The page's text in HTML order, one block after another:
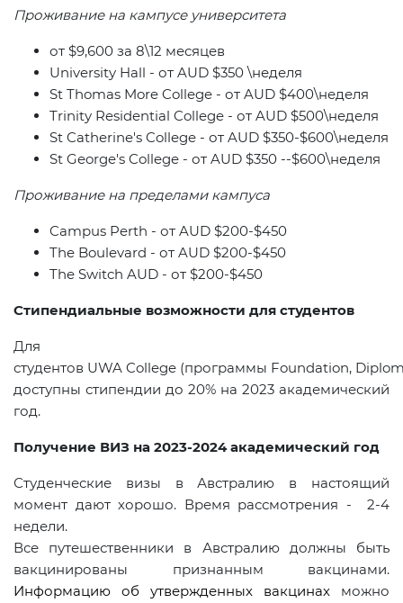
Проживание на кампусе университета
от $9,600 за 8\12 месяцев
University Hall - от AUD $350 \неделя
St Thomas More College - от AUD $400\неделя
Trinity Residential College - от AUD $500\неделя
St Catherine's College - от AUD $350-$600\неделя
St George's College - от AUD $350 --$600\неделя
Проживание на пределами кампуса
Campus Perth - от AUD $200-$450
The Boulevard - от AUD $200-$450
The Switch AUD - от $200-$450
Стипендиальные возможности для студентов
Для
студентов UWA College (программы Foundation,
доступны стипендии до 20% на 2023 академический
год.
Получение ВИЗ на 2023-2024 академический год
Студенческие визы в Австралию в настоящий
момент дают хорошо. Время рассмотрения - 2-4
недели.
Все путешественники в Австралию должны быть
вакцинированы признанным вакцинами.
Информацию об утвержденных вакцинах можно